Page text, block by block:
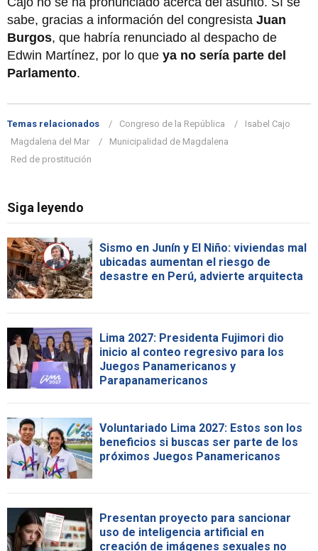
sabe, gracias a información del congresista Juan
Burgos, que habría renunciado al despacho de
Edwin Martínez, por lo que ya no sería parte del
Parlamento.
Temas relacionados Congreso de la República
Isabel Cajo
Magdalena del Mar
Municipalidad de Magdalena
Red de prostitución
Siga leyendo
Sismo en Junín y El Niño: viviendas mal
ubicadas aumentan el riesgo de
desastre en Perú, advierte arquitecta
Lima 2027: Presidenta Fujimori dio
inicio al conteo regresivo para los
Juegos Panamericanos y
Parapanamericanos
Voluntariado Lima 2027: Estos son los
beneficios si buscas ser parte de los
próximos Juegos Panamericanos
Presentan proyecto para sancionar
uso de inteligencia artificial en
creación de imágenes sexuales no